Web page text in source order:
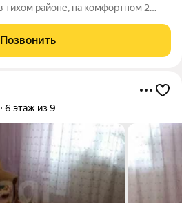
тихом районе, на комфортном 2
Сан.узел раздельный, пол и
в
Позвонить
6 этаж из 9